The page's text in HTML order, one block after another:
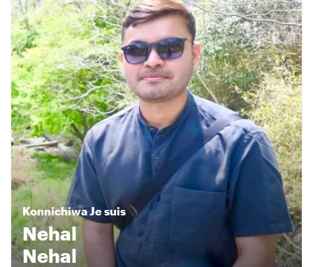
Konnichiwa Je suis
Nehal
Nehal